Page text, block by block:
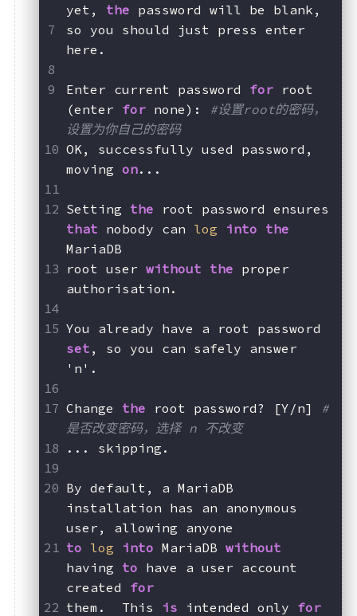
yet, the password will be blank,
so you should just press enter
here.
Enter current password for root
(enter for none):
#设置root的密码，
设置为你自己的密码
OK, successfully used password,
moving on...
Setting the
that nobody can log into the
MariaDB
root user without the proper
authorisation.
set , so you can safely answer
'n'.
Change the root password? [Y/n]
#
是否改变密码，选择 n 不改变
... skipping.
By default, a MariaDB
installation has an anonymous
user, allowing anyone
to log into MariaDB without
having to have a user account
created for
them.  This
is intended only for